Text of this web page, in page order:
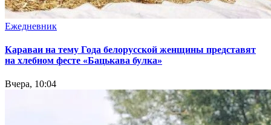
Ежедневник
Караваи на тему Года белорусской женщины представят
на хлебном фесте «Бацькава булка»
Вчера, 10:04